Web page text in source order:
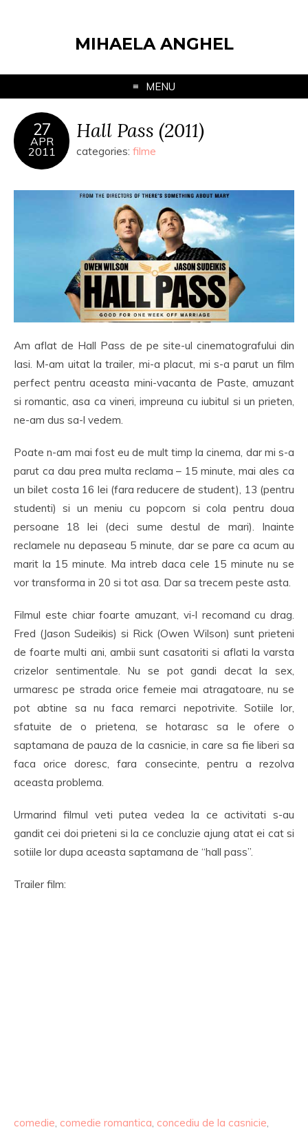
MIHAELA ANGHEL
MENU
27
APR
2011
Hall Pass (2011)
categories: filme
Am aflat de Hall Pass de pe site-ul cinematografului din
Iasi. M-am uitat la trailer, mi-a placut, mi s-a parut un film
perfect pentru aceasta mini-vacanta de Paste, amuzant
si romantic, asa ca vineri, impreuna cu iubitul si un prieten,
ne-am dus sa-l vedem.
Poate n-am mai fost eu de mult timp la cinema, dar mi s-a
parut ca dau prea multa reclama – 15 minute, mai ales ca
un bilet costa 16 lei (fara reducere de student), 13 (pentru
studenti) si un meniu cu popcorn si cola pentru doua
persoane 18 lei (deci sume destul de mari). Inainte
reclamele nu depaseau 5 minute, dar se pare ca acum au
marit la 15 minute. Ma intreb daca cele 15 minute nu se
vor transforma in 20 si tot asa. Dar sa trecem peste asta.
Filmul este chiar foarte amuzant, vi-l recomand cu drag.
Fred (Jason Sudeikis) si Rick (Owen Wilson) sunt prieteni
de foarte multi ani, ambii sunt casatoriti si aflati la varsta
crizelor sentimentale. Nu se pot gandi decat la sex,
urmaresc pe strada orice femeie mai atragatoare, nu se
pot abtine sa nu faca remarci nepotrivite. Sotiile lor,
sfatuite de o prietena, se hotarasc sa le ofere o
saptamana de pauza de la casnicie, in care sa fie liberi sa
faca orice doresc, fara consecinte, pentru a rezolva
aceasta problema.
Urmarind filmul veti putea vedea la ce activitati s-au
gandit cei doi prieteni si la ce concluzie ajung atat ei cat si
sotiile lor dupa aceasta saptamana de “hall pass”.
Trailer film:
comedie, comedie romantica, concediu de la casnicie,